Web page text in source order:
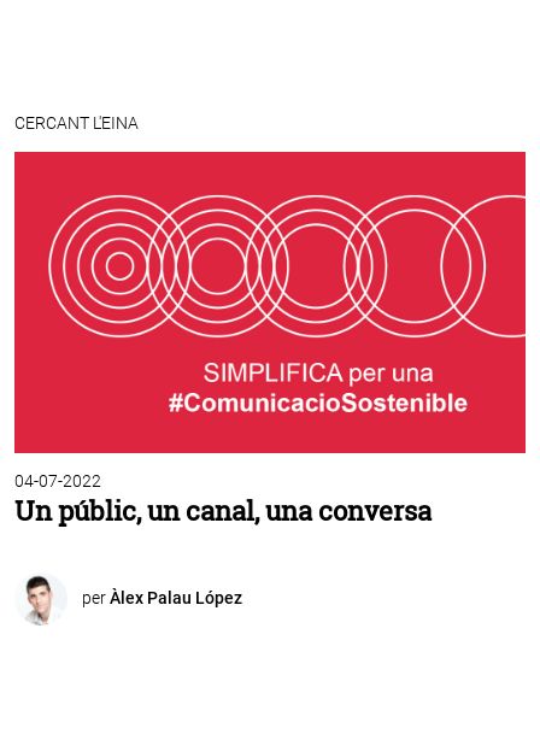
CERCANT L'EINA
04-07-2022
Un públic, un canal, una conversa
perÀlex Palau López